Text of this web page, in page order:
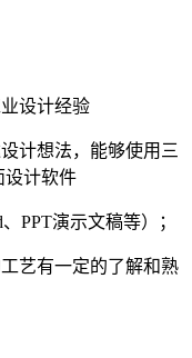
设计经验
计想法，能够使用三
设计软件
PPT演示文稿等）；
艺有一定的了解和熟